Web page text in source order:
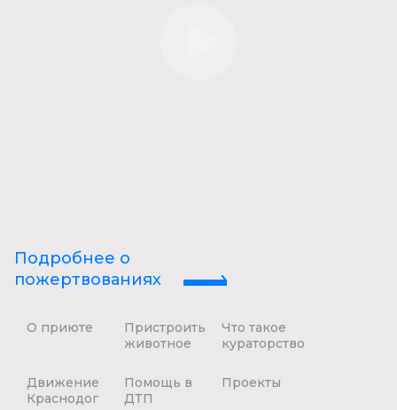
Подробнее о
пожертвованиях
О приюте
Пристроить
животное
Что такое
кураторство
Движение
Краснодог
Помощь в
ДТП
Проекты